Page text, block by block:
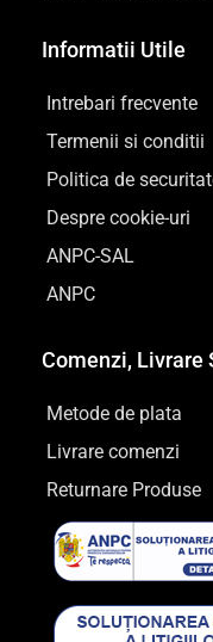
Informatii Utile
Intrebari frecvente
Termenii si conditii
Politica de
Despre cookie-uri
ANPC-SAL
ANPC
Comenzi, Livrare
Metode de plata
Livrare comenzi
Returnare Produse